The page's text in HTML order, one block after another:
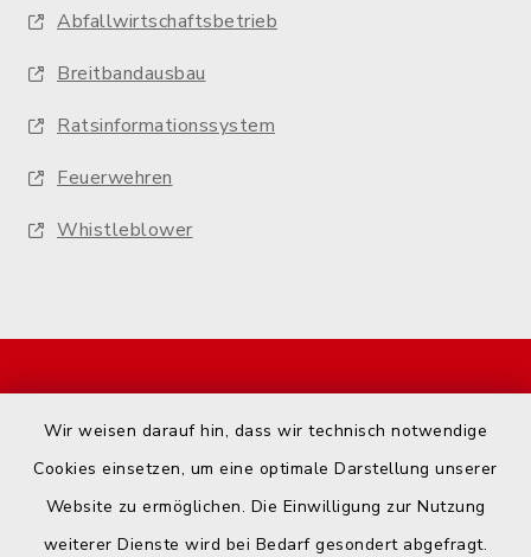
Wir weisen darauf hin, dass wir technisch notwendige
Cookies einsetzen, um eine optimale Darstellung unserer
Website zu ermöglichen. Die Einwilligung zur Nutzung
weiterer Dienste wird bei Bedarf gesondert abgefragt.
Abfallwirtschaftsbetrieb
Breitbandausbau
Ratsinformationssystem
Feuerwehren
Whistleblower
Kontakt